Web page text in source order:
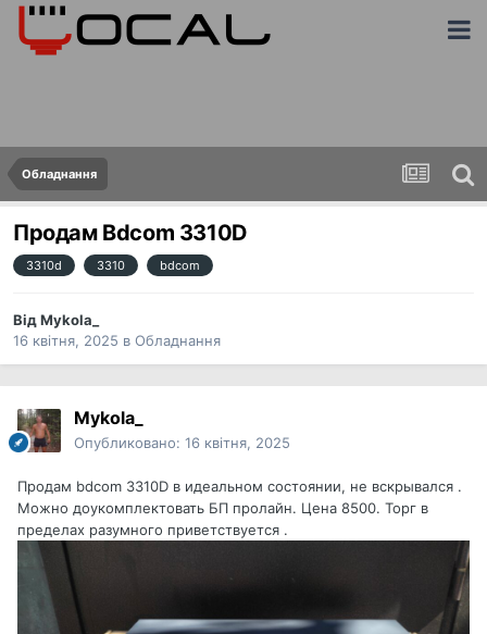
Обладнання
Продам Bdcom 3310D
3310d 3310 bdcom
ВідMykola_
16 квітня, 2025 в Обладнання
Mykola_
Опубликовано: 16 квітня, 2025
Продам bdcom 3310D в идеальном состоянии, не вскрывался .
Можно доукомплектовать БП пролайн. Цена 8500. Торг в
пределах разумного приветствуется .